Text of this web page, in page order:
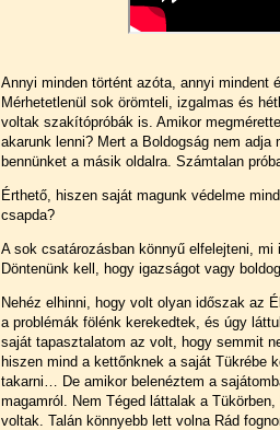
Annyi minden történt azóta, annyi mindent
Mérhetetlenül sok örömteli, izgalmas és
voltak szakítópróbák is. Amikor
akarunk lenni? Mert a Boldogság nem
bennünket a másik oldalra. Számtalan
Érthető, hiszen saját magunk védelme
csapda?
A sok csatározásban könnyű elfelejteni,
Döntenünk kell, hogy igazságot vagy
Nehéz elhinni, hogy volt olyan időszak az
a problémák fölénk kerekedtek, és úgy
saját tapasztalatom az volt, hogy semmit
hiszen mind a kettőnknek a saját Tükrébe
takarni… De amikor belenéztem a
magamról. Nem Téged láttalak a
voltak. Talán könnyebb lett volna Rád